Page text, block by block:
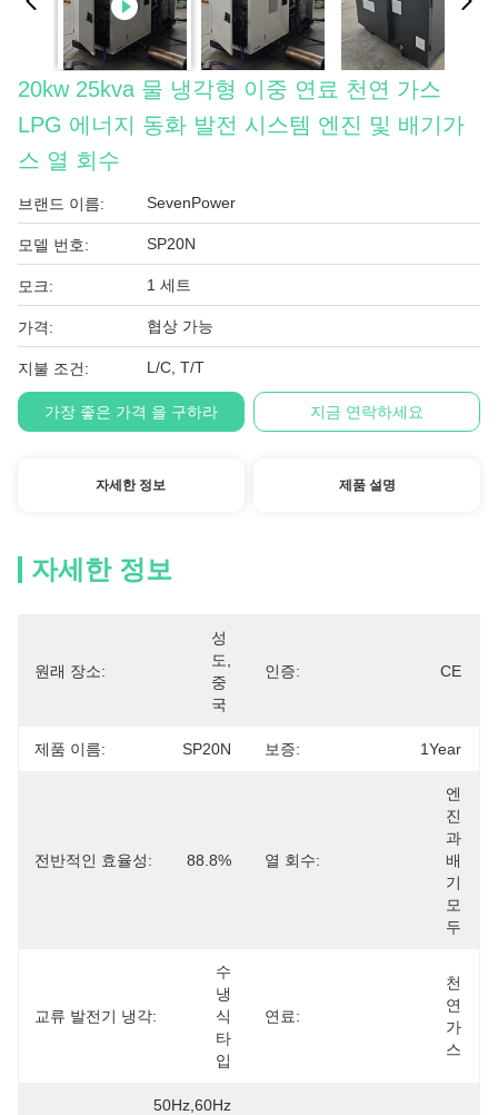
20kw 25kva 물 냉각형 이중 연료 천연 가스
LPG 에너지 동화 발전 시스템 엔진 및 배기가
스 열 회수
브랜드 이름: SevenPower
모델 번호: SP20N
모크: 1 세트
가격: 협상 가능
지불 조건: L/C, T/T
가장 좋은 가격 을 구하라 지금 연락하세요
자세한 정보 제품 설명
자세한 정보
원래 장소:
성
도,
중
국
인증: CE
제품 이름: SP20N 보증: 1Year
전반적인 효율성: 88.8% 열 회수:
엔
진
과
배
기
모
두
교류 발전기 냉각:
수
냉
식
타
입
연료:
천
연
가
스
50Hz,60Hz